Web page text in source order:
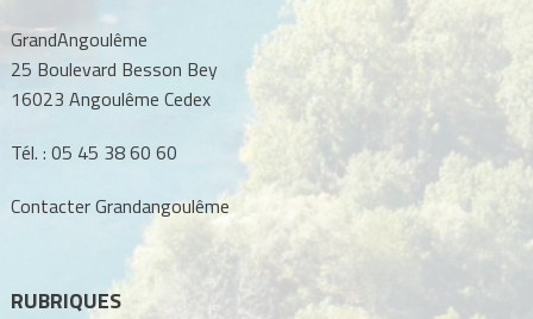
GrandAngoulême
25 Boulevard Besson Bey
16023 Angoulême Cedex
Tél. : 05 45 38 60 60
Contacter Grandangoulême
RUBRIQUES